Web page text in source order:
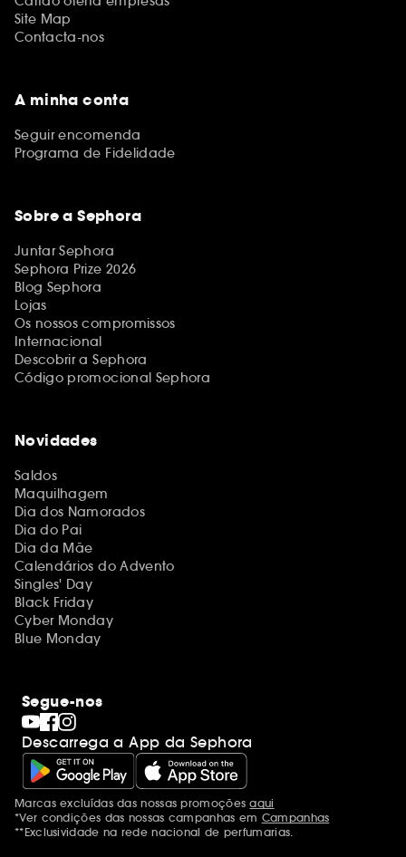
Site Map
Contacta-nos
A minha conta
Seguir encomenda
Programa de Fidelidade
Sobre a Sephora
Juntar Sephora
Sephora Prize 2026
Blog Sephora
Lojas
Os nossos compromissos
Internacional
Descobrir a Sephora
Código promocional Sephora
Novidades
Saldos
Maquilhagem
Dia dos Namorados
Dia do Pai
Dia da Mãe
Calendários do Advento
Singles' Day
Black Friday
Cyber Monday
Blue Monday
Segue-nos
Descarrega a App da Sephora
Menções adicionais
Marcas excluídas das nossas promoçõesaqui
*Ver condições das nossas campanhas em Campanhas
**Exclusividade na rede nacional de perfumarias.